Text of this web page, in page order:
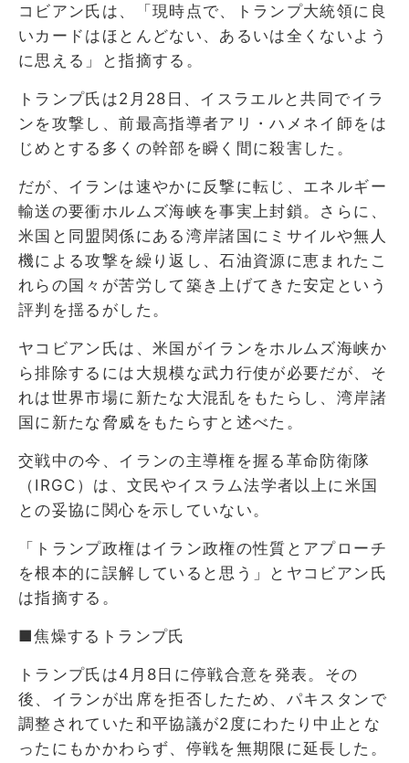
コビアン氏は、「現時点で、トランプ大統領に良
いカードはほとんどない、あるいは全くないよう
に思える」と指摘する。
トランプ氏は2月28日、イスラエルと共同でイラ
ンを攻撃し、前最高指導者アリ・ハメネイ師をは
じめとする多くの幹部を瞬く間に殺害した。
だが、イランは速やかに反撃に転じ、エネルギー
輸送の要衝ホルムズ海峡を事実上封鎖。さらに、
米国と同盟関係にある湾岸諸国にミサイルや無人
機による攻撃を繰り返し、石油資源に恵まれたこ
れらの国々が苦労して築き上げてきた安定という
評判を揺るがした。
ヤコビアン氏は、米国がイランをホルムズ海峡か
ら排除するには大規模な武力行使が必要だが、そ
れは世界市場に新たな大混乱をもたらし、湾岸諸
国に新たな脅威をもたらすと述べた。
交戦中の今、イランの主導権を握る革命防衛隊
（IRGC）は、文民やイスラム法学者以上に米国
との妥協に関心を示していない。
「トランプ政権はイラン政権の性質とアプローチ
を根本的に誤解していると思う」とヤコビアン氏
は指摘する。
■焦燥するトランプ氏
トランプ氏は4月8日に停戦合意を発表。その
後、イランが出席を拒否したため、パキスタンで
調整されていた和平協議が2度にわたり中止とな
ったにもかかわらず、停戦を無期限に延長した。